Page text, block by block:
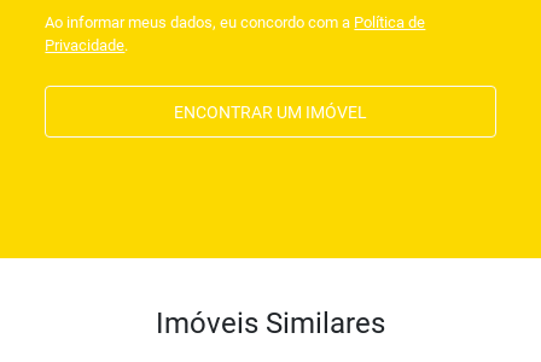
Ao informar meus dados, eu concordo com a Política de
Privacidade.
ENCONTRAR UM IMÓVEL
Imóveis Similares